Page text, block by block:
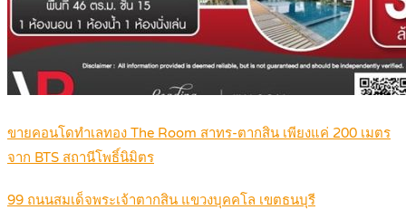
ขายคอนโดทำเลทอง The Room สาทร-ตากสิน เพียงแค่ 200 เมตร
จาก BTS สถานีโพธิ์นิมิตร
99 ถนนสมเด็จพระเจ้าตากสิน แขวงบุคคโล เขตธนบุรี